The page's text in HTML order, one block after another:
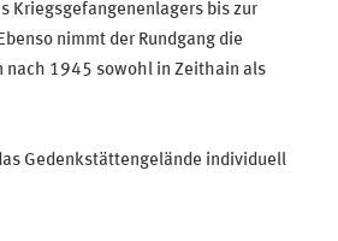
Kriegsgefangenenlagers bis zur
nimmt der Rundgang die
nach 1945 sowohl in Zeithain als
Gedenkstättengelände individuell